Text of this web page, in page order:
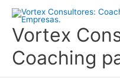
contenido
Vortex
Coaching